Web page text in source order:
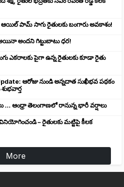
పామ్ సాగు రైతులకు బంగారు అవకాశం!
అందని గిట్టుబాటు ధర!
ఎకరాలకు పైగా ఉన్న రైతులకు కూడా రైతు
ఆరోజు నుండి అన్నదాత సుఖీభవ పథకం
... ఆంధ్రా తెలంగాణలో రానున్న భారీ వర్షాలు
– రైతులకు మట్టిపై కీలక
More